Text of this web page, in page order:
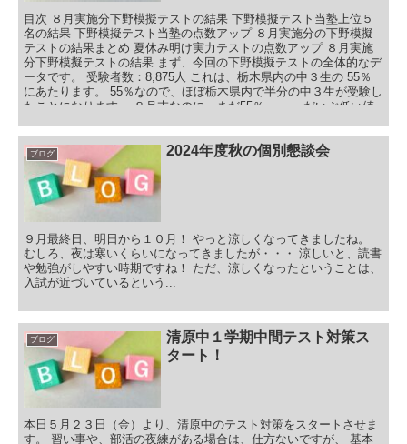
目次 ８月実施分下野模擬テストの結果 下野模擬テスト当塾上位５
名の結果 下野模擬テスト当塾の点数アップ ８月実施分の下野模擬
テストの結果まとめ 夏休み明け実力テストの点数アップ ８月実施
分下野模擬テストの結果 まず、今回の下野模擬テストの全体的なデ
ータです。 受験者数：8,875人 これは、栃木県内の中３生の 55％
にあたります。 55％なので、ほぼ栃木県内で半分の中３生が受験し
たことになります。 ８月末なのに、まだ55％・・・ だいぶ低い値
国語 社会 数学 理科 英語 合計 栃木県の平均点 61.9 52.3 38.8 49.5
43.6 246.1 当塾の平均点 52.8 51.2 39.5 51.3 42.0 236.8
ブログ 2024年度秋の個別懇談会
９月最終日、明日から１０月！ やっと涼しくなってきましたね。
むしろ、夜は寒いくらいになってきましたが・・・ 涼しいと、読書
や勉強がしやすい時期ですね！ ただ、涼しくなったということは、
入試が近づいているという...
ブログ
清原中１学期中間テスト対策ス
タート！
本日５月２３日（金）より、清原中のテスト対策をスタートさせま
す。 習い事や、部活の夜練がある場合は、仕方ないですが、 基本